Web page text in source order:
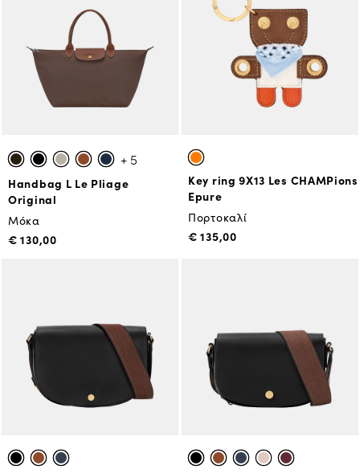
+ 5
Handbag L Le Pliage
Original
Μόκα
€ 130,00
Key ring 9X13 Les CHAMPions
Epure
Πορτοκαλί
€ 135,00